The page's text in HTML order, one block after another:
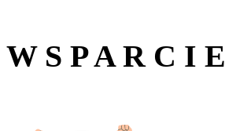
W S P A R C I E